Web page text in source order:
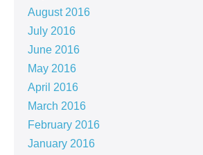
August 2016
July 2016
June 2016
May 2016
April 2016
March 2016
February 2016
January 2016